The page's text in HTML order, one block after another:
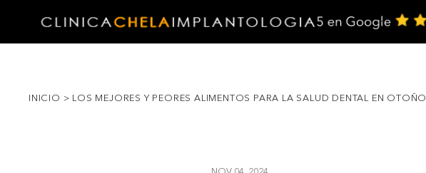
INICIO > LOS MEJORES Y PEORES ALIMENTOS PARA LA SALUD DENTAL EN OTOÑO